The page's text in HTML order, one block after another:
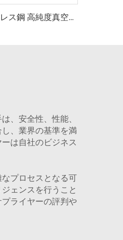
高流量用メスナット ステンレス鋼 高純度真空SS316L（QCR）継手 BA/EP 高品質 高流量用メスナット メタルフェイスシール継手
、安全性、性能、
、業界の基準を満
は自社のビジネス
プロセスとなる可
ェンスを行うこと
ライヤーの評判や